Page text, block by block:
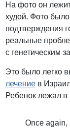
На фото он
худой. Фото
подтверждения
реальные
с генетическим
Это было легко
лечение в
Ребенок лежал в
Once again,